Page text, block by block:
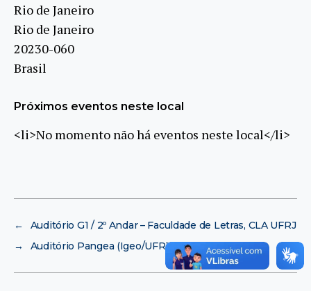
Rio de Janeiro
Rio de Janeiro
20230-060
Brasil
Próximos eventos neste local
<li>No momento não há eventos neste local</li>
←
Auditório G1 / 2º Andar – Faculdade de Letras, CLA UFRJ
→
Auditório Pangea (Igeo/UFRJ)